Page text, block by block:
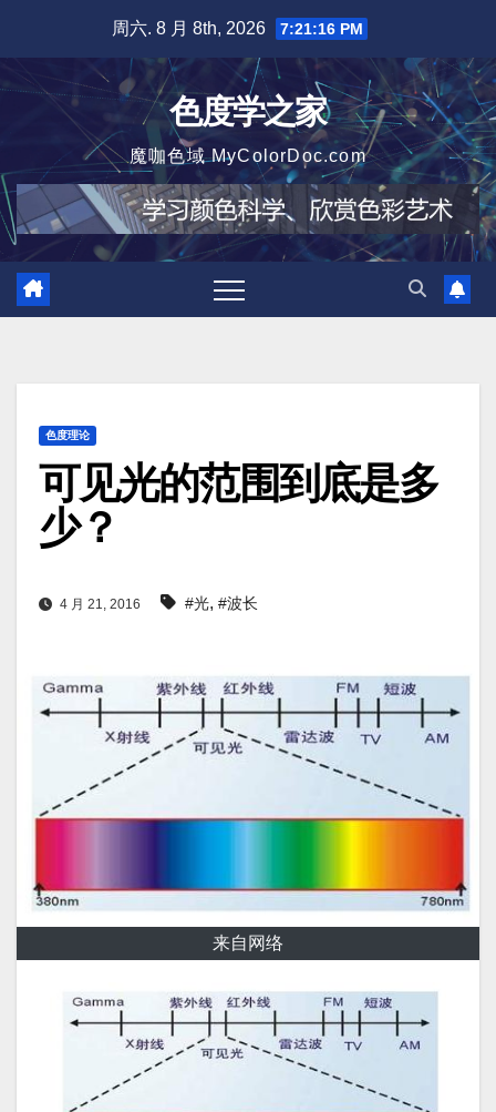
周六. 8 月 8th, 2026 7:21:17 PM
色度学之家
魔咖色域 MyColorDoc.com
色度理论
可见光的范围到底是多
少？
4 月 21, 2016 #光, #波长
来自网络